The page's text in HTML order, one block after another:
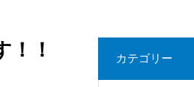
！
カテゴリー